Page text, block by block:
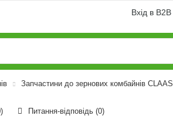
Вхід в B2B
Запчастини до зернових комбайнів CLAAS
Питання-відповідь (0)